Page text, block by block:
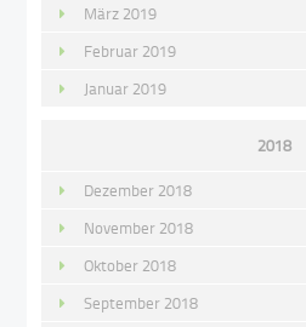
März 2019
Februar 2019
Januar 2019
2018
Dezember 2018
November 2018
Oktober 2018
September 2018